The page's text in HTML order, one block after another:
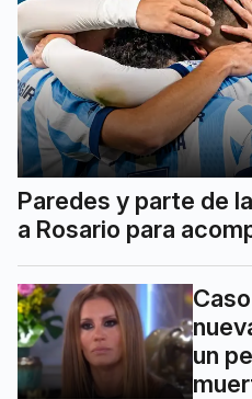
Paredes y parte de
a Rosario para
un